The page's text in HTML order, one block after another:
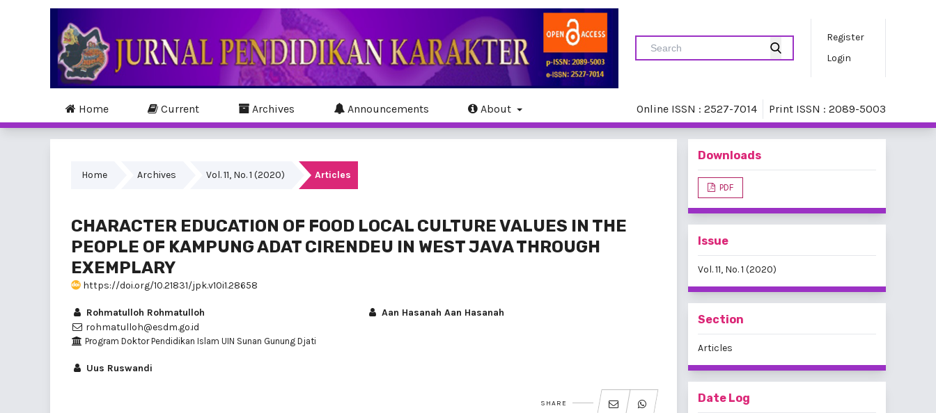
Register
Login
Home Current Archives Announcements About Online ISSN : 2527-7014 Print ISSN : 2089-5003
Home Archives Vol. 11, No. 1 (2020) Articles
CHARACTER EDUCATION OF FOOD LOCAL CULTURE VALUES IN THE
PEOPLE OF KAMPUNG ADAT CIRENDEU IN WEST JAVA THROUGH
EXEMPLARY
https://doi.org/10.21831/jpk.v10i1.28658
Rohmatulloh Rohmatulloh
rohmatulloh@esdm.go.id
Program Doktor Pendidikan Islam UIN Sunan Gunung Djati
Aan Hasanah Aan Hasanah
Uus Ruswandi
SHARE
Downloads
PDF
Issue
Vol. 11, No. 1 (2020)
Section
Articles
Date Log